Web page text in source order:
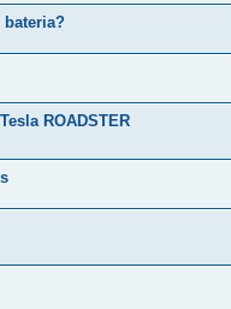
bateria?
ROADSTER